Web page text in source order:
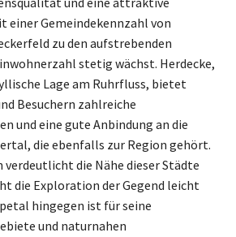
einer Gemeindekennzahl von
zu den aufstrebenden
stetig wächst. Herdecke,
Lage am Ruhrfluss, bietet
Besuchern zahlreiche
und eine gute Anbindung an die
die ebenfalls zur Region gehört.
verdeutlicht die Nähe dieser Städte
die Exploration der Gegend leicht
hingegen ist für seine
und naturnahen